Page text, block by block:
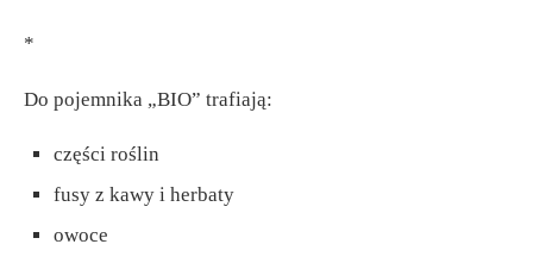
*
Do pojemnika „BIO” trafiają:
części roślin
fusy z kawy i herbaty
owoce